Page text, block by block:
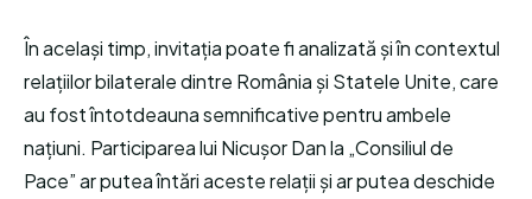
În același timp, invitația poate fi analizată și în contextul
relațiilor bilaterale dintre România și Statele Unite, care
au fost întotdeauna semnificative pentru ambele
națiuni. Participarea lui Nicușor Dan la „Consiliul de
Pace” ar putea întări aceste relații și ar putea deschide